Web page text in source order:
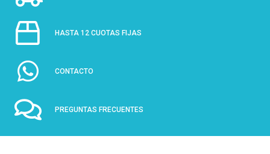
HASTA 12 CUOTAS FIJAS
CONTACTO
PREGUNTAS FRECUENTES